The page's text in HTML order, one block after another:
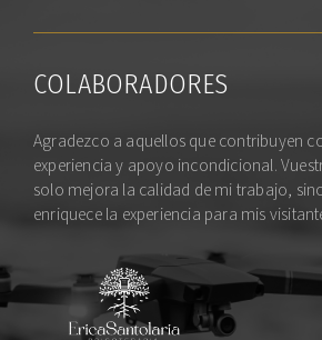
COLABORADORES
Agradezco a aquellos que contribuyen
experiencia y apoyo incondicional.
solo mejora la calidad de mi trabajo,
enriquece la experiencia para mis